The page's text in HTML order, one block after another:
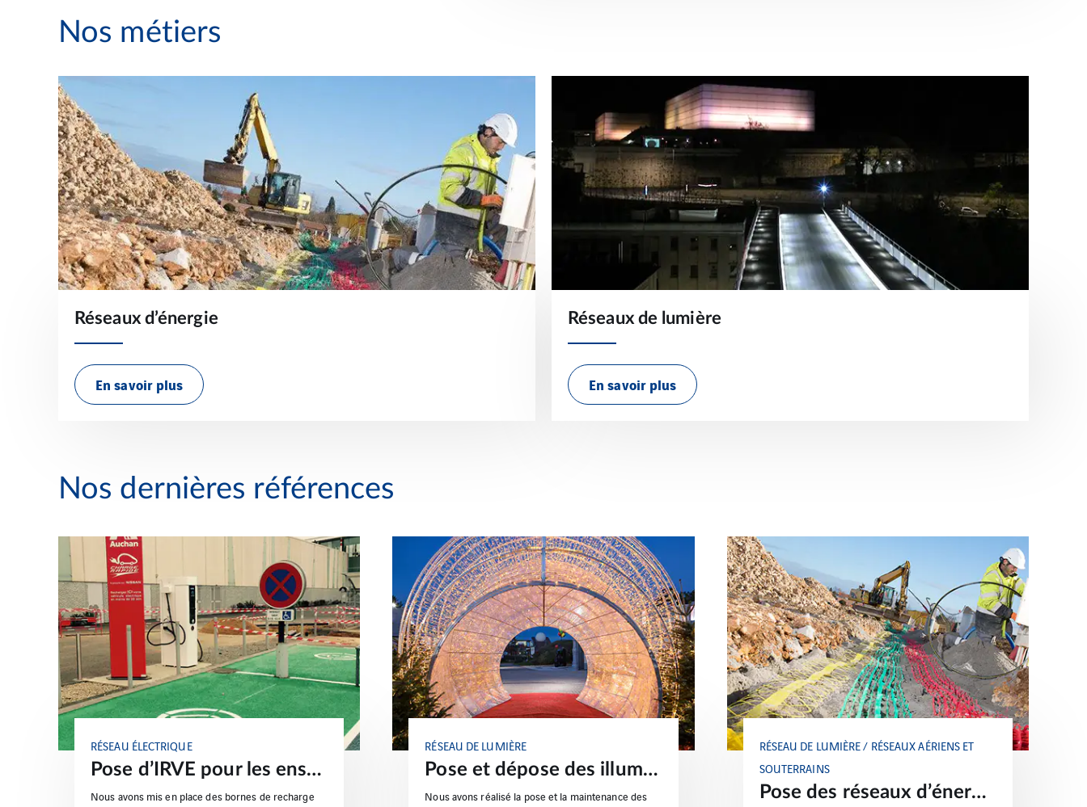
Nos métiers
Réseaux d’énergie
En savoir plus
Réseaux de lumière
En savoir plus
Nos dernières références
RÉSEAU ÉLECTRIQUE
Pose d’IRVE pour les enseignes Auchan (Vienne)
Nous avons mis en place des bornes de recharge
RÉSEAU DE LUMIÈRE
Pose et dépose des illuminations de Noël au Futuroscope
Nous avons réalisé la pose et la maintenance des
RÉSEAU DE LUMIÈRE / RÉSEAUX AÉRIENS ET
SOUTERRAINS
Pose des réseaux d’énergies et de lumière en lotissement